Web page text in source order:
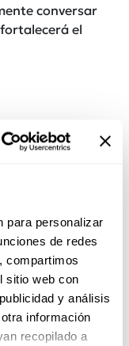
para personalizar
de redes
compartimos
sitio web con
y análisis
información
recopilado a
conversar
el
individuo
formas de ser.
y a aceptar
y el